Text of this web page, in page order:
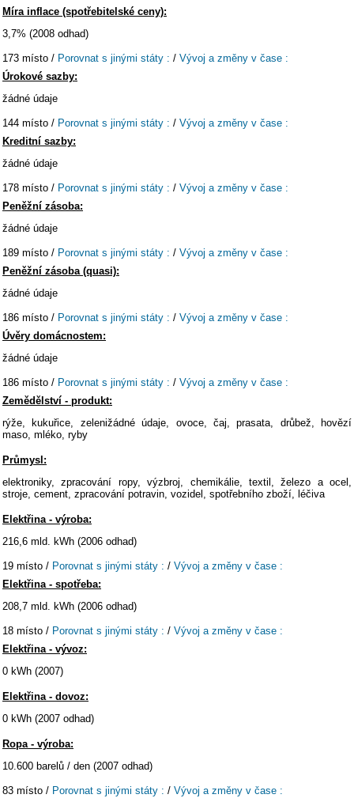
Míra inflace (spotřebitelské ceny):
3,7% (2008 odhad)
173 místo / Porovnat s jinými státy : / Vývoj a změny v čase :
Úrokové sazby:
žádné údaje
144 místo / Porovnat s jinými státy : / Vývoj a změny v čase :
Kreditní sazby:
žádné údaje
178 místo / Porovnat s jinými státy : / Vývoj a změny v čase :
Peněžní zásoba:
žádné údaje
189 místo / Porovnat s jinými státy : / Vývoj a změny v čase :
Peněžní zásoba (quasi):
žádné údaje
186 místo / Porovnat s jinými státy : / Vývoj a změny v čase :
Úvěry domácnostem:
žádné údaje
186 místo / Porovnat s jinými státy : / Vývoj a změny v čase :
Zemědělství - produkt:
rýže, kukuřice, zelenižádné údaje, ovoce, čaj, prasata, drůbež, hovězí
maso, mléko, ryby
Průmysl:
elektroniky, zpracování ropy, výzbroj, chemikálie, textil, železo a ocel,
stroje, cement, zpracování potravin, vozidel, spotřebního zboží, léčiva
Elektřina - výroba:
216,6 mld. kWh (2006 odhad)
19 místo / Porovnat s jinými státy : / Vývoj a změny v čase :
Elektřina - spotřeba:
208,7 mld. kWh (2006 odhad)
18 místo / Porovnat s jinými státy : / Vývoj a změny v čase :
Elektřina - vývoz:
0 kWh (2007)
Elektřina - dovoz:
0 kWh (2007 odhad)
Ropa - výroba:
10.600 barelů / den (2007 odhad)
83 místo / Porovnat s jinými státy : / Vývoj a změny v čase :